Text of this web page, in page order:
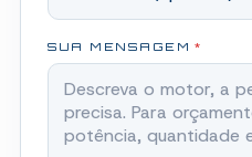
SUA MENSAGEM *